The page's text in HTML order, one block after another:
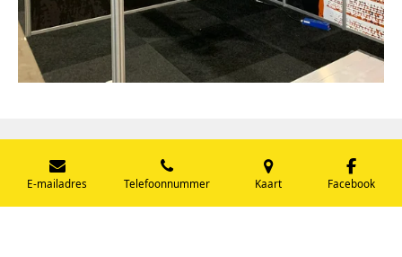
© 2020 - 2026 Artwolfstudio
Powered byJouwWeb
E-mailadres Telefoonnummer Kaart Facebook